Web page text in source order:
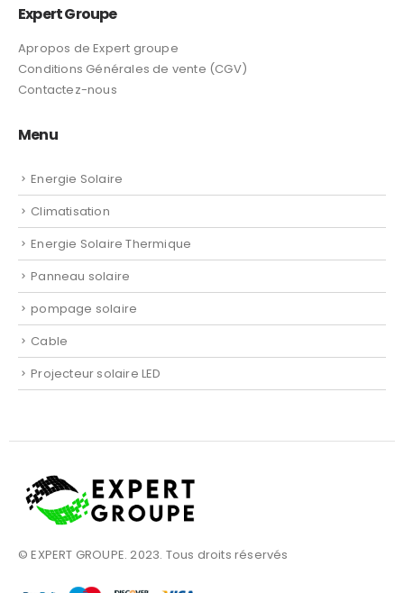
Expert Groupe
Apropos de Expert groupe
Conditions Générales de vente (CGV)
Contactez-nous
Menu
Energie Solaire
Climatisation
Energie Solaire Thermique
Panneau solaire
pompage solaire
Cable
Projecteur solaire LED
© EXPERT GROUPE. 2023. Tous droits réservés